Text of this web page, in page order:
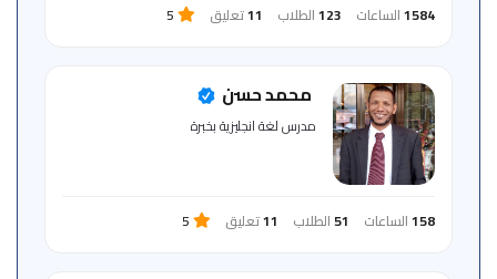
1584الساعات 123الطلاب 11تعليق 5
محمد حسن
مدرس لغة انجليزية بخبرة
158الساعات 51الطلاب 11تعليق 5